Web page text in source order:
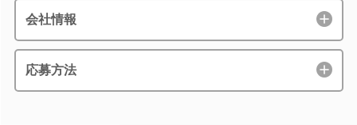
会社情報
応募方法